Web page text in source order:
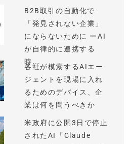
B2B取引の自動化で
「発見されない企業」
にならないために ーAI
が自律的に連携する
時...
各社が模索するAIエー
ジェントを現場に入れ
るためのデバイス、企
業は何を問うべきか
米政府に公開3日で停止
されたAI「Claude